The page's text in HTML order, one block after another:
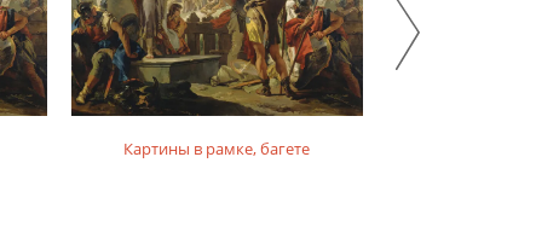
Картины в рамке, багете